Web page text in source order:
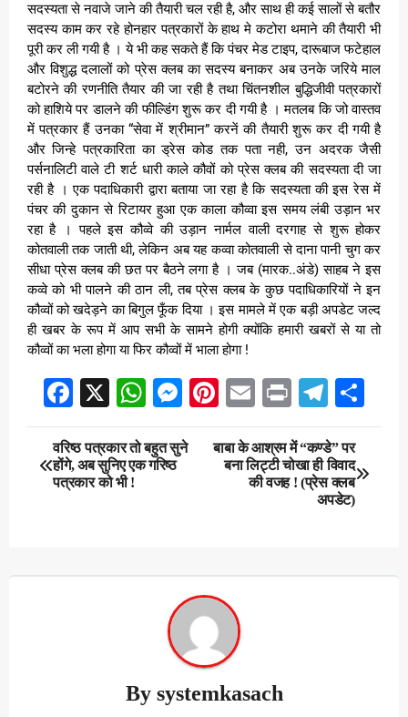
सदस्यता से नवाजे जाने की तैयारी चल रही है, और साथ ही कई सालों से बतौर
सदस्य काम कर रहे होनहार पत्रकारों के हाथ मे कटोरा थमाने की तैयारी भी
पूरी कर ली गयी है । ये भी कह सकते हैं कि पंचर मेड टाइप, दारूबाज फटेहाल
और विशुद्ध दलालों को प्रेस क्लब का सदस्य बनाकर अब उनके जरिये माल
बटोरने की रणनीति तैयार की जा रही है तथा चिंतनशील बुद्धिजीवी पत्रकारों
को हाशिये पर डालने की फील्डिंग शुरू कर दी गयी है । मतलब कि जो वास्तव
में पत्रकार हैं उनका “सेवा में श्रीमान” करनें की तैयारी शुरू कर दी गयी है
और जिन्हे पत्रकारिता का ड्रेस कोड तक पता नही, उन अदरक जैसी
पर्सनालिटी वाले टी शर्ट धारी काले कौवों को प्रेस क्लब की सदस्यता दी जा
रही है । एक पदाधिकारी द्वारा बताया जा रहा है कि सदस्यता की इस रेस में
पंचर की दुकान से रिटायर हुआ एक काला कौव्वा इस समय लंबी उड़ान भर
रहा है । पहले इस कौव्वे की उड़ान नार्मल वाली दरगाह से शुरू होकर
कोतवाली तक जाती थी, लेकिन अब यह कव्वा कोतवाली से दाना पानी चुग कर
सीधा प्रेस क्लब की छत पर बैठने लगा है । जब (मारक..अंडे) साहब ने इस
कव्वे को भी पालने की ठान ली, तब प्रेस क्लब के कुछ पदाधिकारियों ने इन
कौव्वों को खदेड़ने का बिगुल फूँक दिया । इस मामले में एक बड़ी अपडेट जल्द
ही खबर के रूप में आप सभी के सामने होगी क्योंकि हमारी खबरों से या तो
कौव्वों का भला होगा या फिर कौव्वों में भाला होगा !
Facebook
X WhatsApp
Messenger
Pinterest
EmailPrint
Post
navigation
वरिष्ठ पत्रकार तो बहुत सुने
होंगे, अब सुनिए एक गरिष्ठ
पत्रकार को भी !
बाबा के आश्रम में “कण्डे” पर
बना लिट्टी चोखा ही विवाद
की वजह ! (प्रेस क्लब
अपडेट)
By systemkasach